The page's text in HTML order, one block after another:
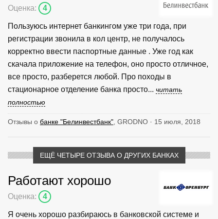
Оценка: 4
Пользуюсь интернет банкингом уже три года, при
регистрации звонила в кол центр, не получалось
корректно ввести паспортные данные . Уже год как
скачала приложение на телефон, оно просто отличное,
все просто, разберется любой. Про походы в
стационарное отделение банка просто... читать
полностью
Отзывы о банке "Белинвестбанк" , GRODNO · 15 июля, 2018
ЕЩЁ ЧЕТЫРЕ ОТЗЫВА О ДРУГИХ БАНКАХ
Работают хорошо
Оценка: 4
Я очень хорошо разбираюсь в банковской системе и